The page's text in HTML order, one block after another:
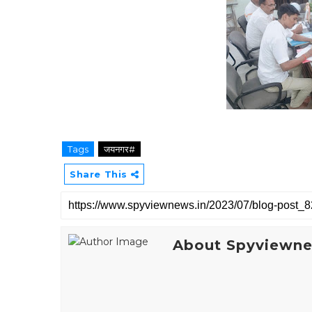
Tags जयनगर#
Share This
About